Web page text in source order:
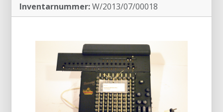
Inventarnummer:W/2013/07/00018